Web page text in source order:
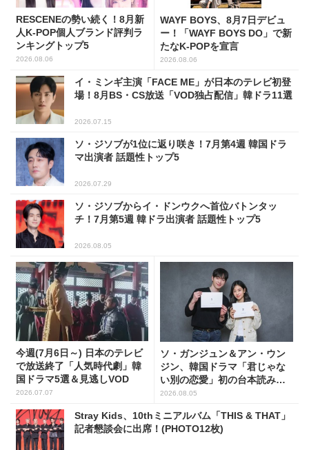
RESCENEの勢い続く！8月新
人K-POP個人ブランド評判ラ
ンキングトップ5
2026.08.06
WAYF BOYS、8月7日デビュ
ー！「WAYF BOYS DO」で新
たなK-POPを宣言
2026.08.06
イ・ミンギ主演「FACE ME」が日本のテレビ初登
場！8月BS・CS放送「VOD独占配信」韓ドラ11選
2026.07.15
ソ・ジソブが1位に返り咲き！7月第4週 韓国ドラ
マ出演者 話題性トップ5
2026.07.29
ソ・ジソブからイ・ドンウクへ首位バトンタッ
チ！7月第5週 韓ドラ出演者 話題性トップ5
2026.08.05
今週(7月6日～) 日本のテレビ
で放送終了「人気時代劇」韓
国ドラマ5選＆見逃しVOD
2026.07.07
ソ・ガンジュン＆アン・ウン
ジン、韓国ドラマ「君じゃな
い別の恋愛」初の台本読み合
わせで抜群のケミ
2026.08.05
Stray Kids、10thミニアルバム「THIS & THAT」
記者懇談会に出席！(PHOTO12枚)